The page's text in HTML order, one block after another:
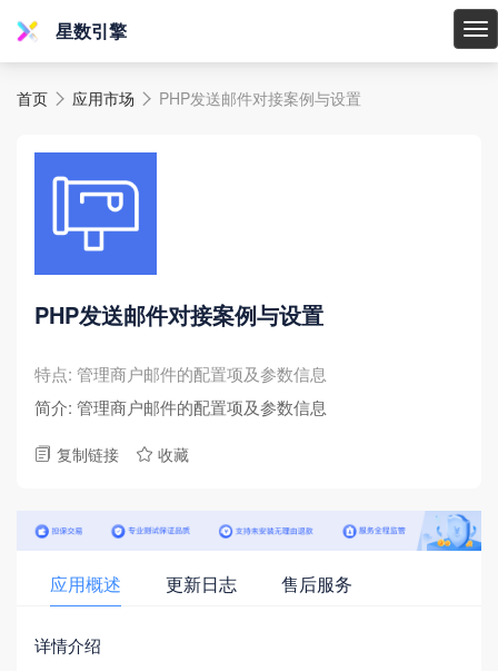
星
星数引擎
首页  应用市场  PHP发送邮件对接案例与设置
PHP发送邮件对接案例与设置
特点: 管理商户邮件的配置项及参数信息
简介: 管理商户邮件的配置项及参数信息
 复制链接  收藏
应用概述 更新日志 售后服务
详情介绍